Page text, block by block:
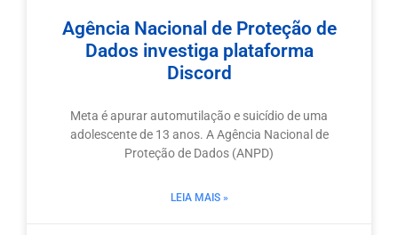
Agência Nacional de Proteção de
Dados investiga plataforma
Discord
Meta é apurar automutilação e suicídio de uma
adolescente de 13 anos. A Agência Nacional de
Proteção de Dados (ANPD)
LEIA MAIS »